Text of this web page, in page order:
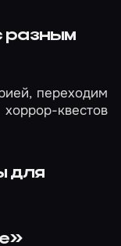
разным
переходим
квестов
для